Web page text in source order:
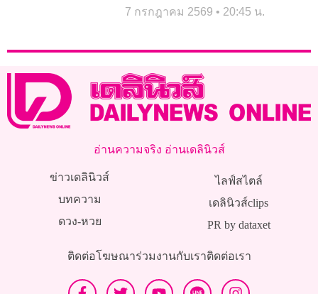
7 กรกฎาคม 2569 20:45 น.
อ่านความจริง อ่านเดลินิวส์
ข่าวเดลินิวส์
บทความ
ดวง-หวย
ไลฟ์สไตล์
เดลินิวส์clips
PR by dataxet
ติดต่อโฆษณาร่วมงานกับเราติดต่อเรา